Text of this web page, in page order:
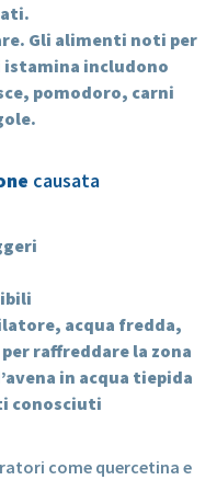
Gli alimenti noti per
istamina includono
pomodoro, carni
causata
acqua fredda,
raffreddare la zona
in acqua tiepida
conosciuti
come quercetina e